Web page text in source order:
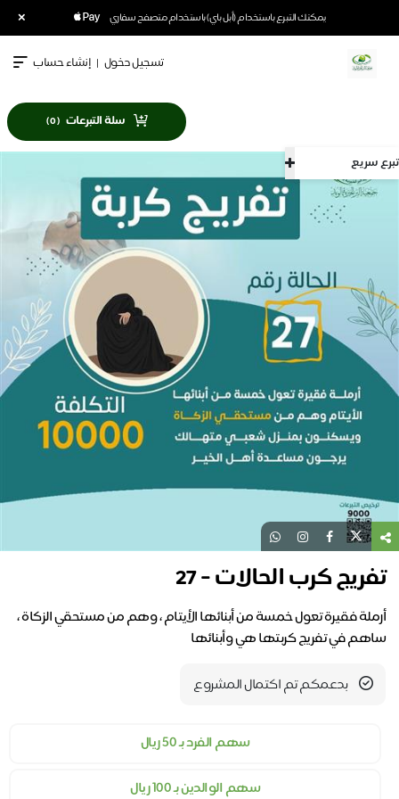
يمكنك التبرع باستخدام (أبل باي) باستخدام متصفح سفاري ×
تبرع سريع
تسجيل دخول | إنشاء حساب
سلة التبرعات (
0
)
تفريج كرب الحالات - 27
أرملة فقيرة تعول خمسة من أبنائها الأيتام ، وهم من مستحقي الزكاة ،
ساهم في تفريج كربتها هي وأبنائها
بدعمكم تم اكتمال المشروع
سهم الفرد بـ ٥٠ ريال
سهم الوالدين بـ ١٠٠ ريال